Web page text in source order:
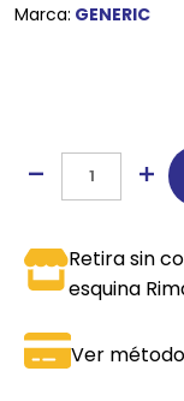
Marca: GENERIC
Retira sin
esquina
Ver